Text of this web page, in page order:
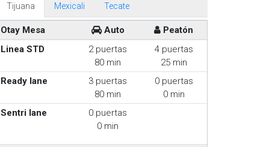
Tijuana Mexicali Tecate
Otay Mesa Auto
Peatón
Linea STD
2 puertas
80 min
4 puertas
25 min
Ready lane
3 puertas
80 min
0 puertas
0 min
Sentri lane
0 puertas
0 min